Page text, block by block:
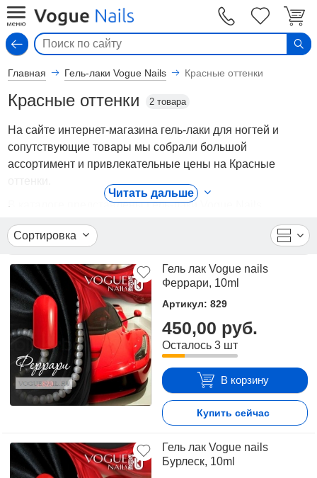
Главная Гель-лаки Vogue Nails Красные оттенки
Красные оттенки 2 товара
На сайте интернет-магазина гель-лаки для ногтей и
сопутствующие товары мы собрали большой
ассортимент и привлекательные цены на Красные
В каталоге представлены Гель-лаки Vogue Nails
- Красные оттенки от ведущих мировых производителей.
Вы можете ознакомиться с фотографиями, описанием
характеристиками, а также сравнить понравившиеся
модели и выбрать лучшую стоимость.
Для того чтобы купить Красные оттенки, достаточно
оформить заявку на сайте или связаться с
консультантом в режиме on-line.
Читать дальше
Сортировка
Гель лак Vogue nails
Феррари, 10ml
Артикул: 829
450,00 руб.
Осталось 3 шт
В корзину
Купить сейчас
Гель лак Vogue nails
Бурлеск, 10ml